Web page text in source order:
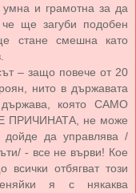
умна и грамотна за да
ще загуби подобен
стане смешна като
– защо повече от 20
нито в държавата
която САМО
ПРИЧИНАТА, не може
да управлява /
- все не върви! Кое
отбягват този
я с някаква